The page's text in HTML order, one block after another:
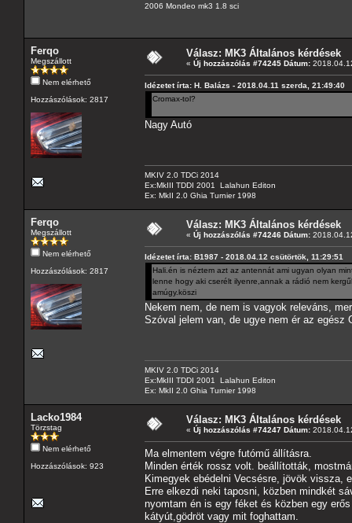
2006 Mondeo mk3 1.8 sci
Ferqo
Megszállott
Nem elérhető
Hozzászólások: 2817
Válasz: MK3 Általános kérdések
« Új hozzászólás #74245 Dátum:
Idézetet írta: H. Balázs - 2018.04.11 szerda, 21:49:40
Cromax-tol?
Nagy Autó
MKIV 2.0 TDCi 2014
Ex:MkIII TDDI 2001 Lalahun Editon
Ex: MkII 2.0 Ghia Turnier 1998
Ferqo
Megszállott
Nem elérhető
Hozzászólások: 2817
Válasz: MK3 Általános kérdések
« Új hozzászólás #74246 Dátum:
Idézetet írta: B1987 - 2018.04.12 csütörtök, 11:29:51
Hali.én is néztem azt az antennát ami ugyan olyan
lenne hogy aki cserélt ilyenre,annak a rádió nem
amúgy.köszi
Nekem nem, de nem is vagyok releváns,
Szóval jelem van, de ugye nem ér az egész
MKIV 2.0 TDCi 2014
Ex:MkIII TDDI 2001 Lalahun Editon
Ex: MkII 2.0 Ghia Turnier 1998
Lacko1984
Törzstag
Nem elérhető
Hozzászólások: 923
Válasz: MK3 Általános kérdések
« Új hozzászólás #74247 Dátum:
Ma elmentem végre futómű állításra.
Minden érték rossz volt. beállították,
Kimegyek ebédelni Vecsésre, jövök vissza,
Erre elkezdi neki taposni, közben mindkét
nyomtam én is egy féket és közben egy
kátyút,gödröt vagy mit foghattam.